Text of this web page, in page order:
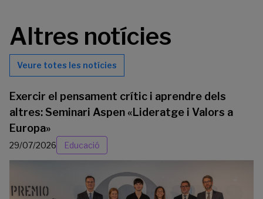
Altres notícies
Veure totes les notícies
Exercir el pensament crític i aprendre dels
altres: Seminari Aspen «Lideratge i Valors a
Europa»
29/07/2026 Educació